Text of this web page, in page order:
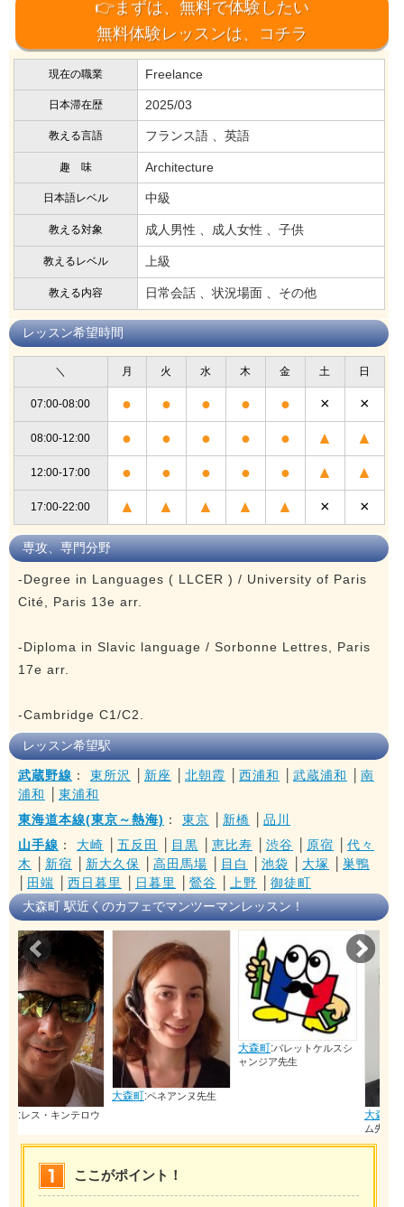
👉まずは、無料で体験したい
無料体験レッスンは、コチラ
現在の職業 Freelance
日本滞在歴 2025/03
教える言語 フランス語 、英語
趣 味 Architecture
日本語レベル 中級
教える対象 成人男性 、成人女性 、子供
教えるレベル 上級
教える内容 日常会話 、状況場面 、その他
レッスン希望時間
＼ 月 火 水 木 金 土 日
07:00-08:00 ● ● ● ● ● × ×
08:00-12:00 ● ● ● ● ● ▲ ▲
12:00-17:00 ● ● ● ● ● ▲ ▲
17:00-22:00 ▲ ▲ ▲ ▲ ▲ × ×
専攻、専門分野
-Degree in Languages ( LLCER ) / University of Paris
Cité, Paris 13e arr.
-Diploma in Slavic language / Sorbonne Lettres, Paris
17e arr.
-Cambridge C1/C2.
レッスン希望駅
武蔵野線 ： 東所沢 新座 北朝霞 西浦和 武蔵浦和
南
浦和
東浦和
東海道本線(東京～熱海) ： 東京 新橋
品川
山手線 ： 大崎 五反田 目黒 恵比寿 渋谷 原宿
代々
木
新宿 新大久保 高田馬場 目白 池袋 大塚
巣鴨
田端 西日暮里 日暮里 鶯谷 上野
御徒町
大森町 駅近くのカフェでマンツーマンレッスン！
大森町 ペネアンヌ先生
大森町:
バレットケルスシ
ャンジア先生
ブランチャードト
ここがポイント！